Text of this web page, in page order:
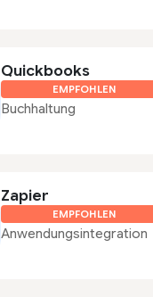
Quickbooks
EMPFOHLEN
Buchhaltung
Zapier
EMPFOHLEN
Anwendungsintegration